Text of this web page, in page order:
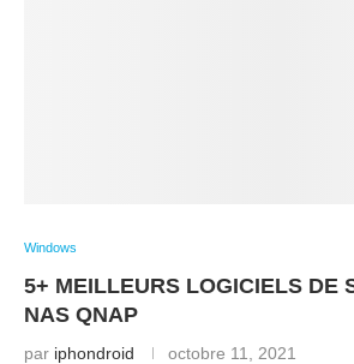
Windows
5+ MEILLEURS LOGICIELS DE
NAS QNAP
par iphondroid octobre 11, 2021